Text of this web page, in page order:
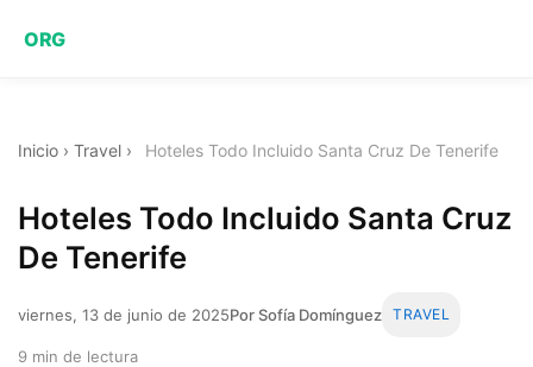
ORG
Inicio › Travel › Hoteles Todo Incluido Santa Cruz De Tenerife
Hoteles Todo Incluido Santa Cruz
De Tenerife
viernes, 13 de junio de 2025Por Sofía Domínguez TRAVEL
9 min de lectura